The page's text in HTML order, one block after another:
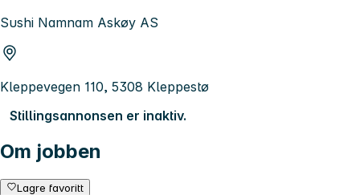
Sushi Namnam Askøy AS
Kleppevegen 110, 5308 Kleppestø
Stillingsannonsen er inaktiv.
Om jobben
Lagre favoritt